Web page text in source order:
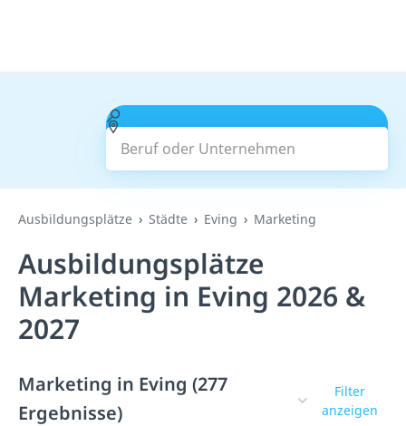
Beruf oder Unternehmen
Suchen
Ausbildungsplätze Städte Eving Marketing
Ausbildungsplätze
Marketing in Eving 2026 &
2027
Marketing in Eving (277
Ergebnisse)
Filter
anzeigen